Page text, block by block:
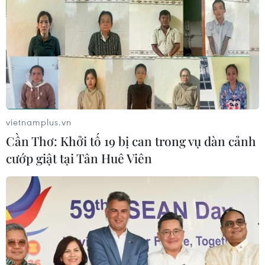
Đan Mạch thu hồi mỳ ăn liền Hàn Quốc vì
quá cay có thể gây ngộ độc cấp tính
12/06/2024 23:20
Theo Cơ quan Quản lý Thực phẩm và Thú y Đan Mạch,
độ cay trong một gói mỳ ăn liền của Hãng Samyang
Foods "cao đến mức có nguy cơ khiến người tiêu dùng
ngộ độc cấp tính."
vietnamplus.vn
Cần Thơ: Khởi tố 19 bị can trong vụ dàn cảnh
cướp giật tại Tân Huê Viên